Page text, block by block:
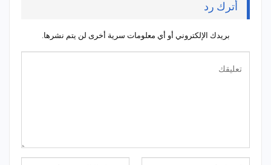
أترك رد
بريدك الإلكتروني أو أي معلومات سرية أخرى لن يتم نشرها.